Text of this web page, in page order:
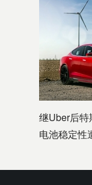
继Uber后
电池稳定性